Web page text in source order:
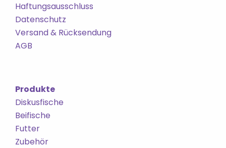
Haftungsausschluss
Datenschutz
Versand & Rücksendung
AGB
Produkte
Diskusfische
Beifische
Futter
Zubehör